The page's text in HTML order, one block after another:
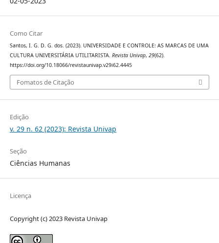
Como Citar
Santos, I. G. D. G. dos. (2023). UNIVERSIDADE E CONTROLE: AS MARCAS DE UMA
CULTURA UNIVERSITÁRIA UTILITARISTA. Revista Univap, 29(62).
https://doi.org/10.18066/revistaunivap.v29i62.4445
Fomatos de Citação
Edição
v. 29 n. 62 (2023): Revista Univap
Seção
Ciências Humanas
Licença
Copyright (c) 2023 Revista Univap